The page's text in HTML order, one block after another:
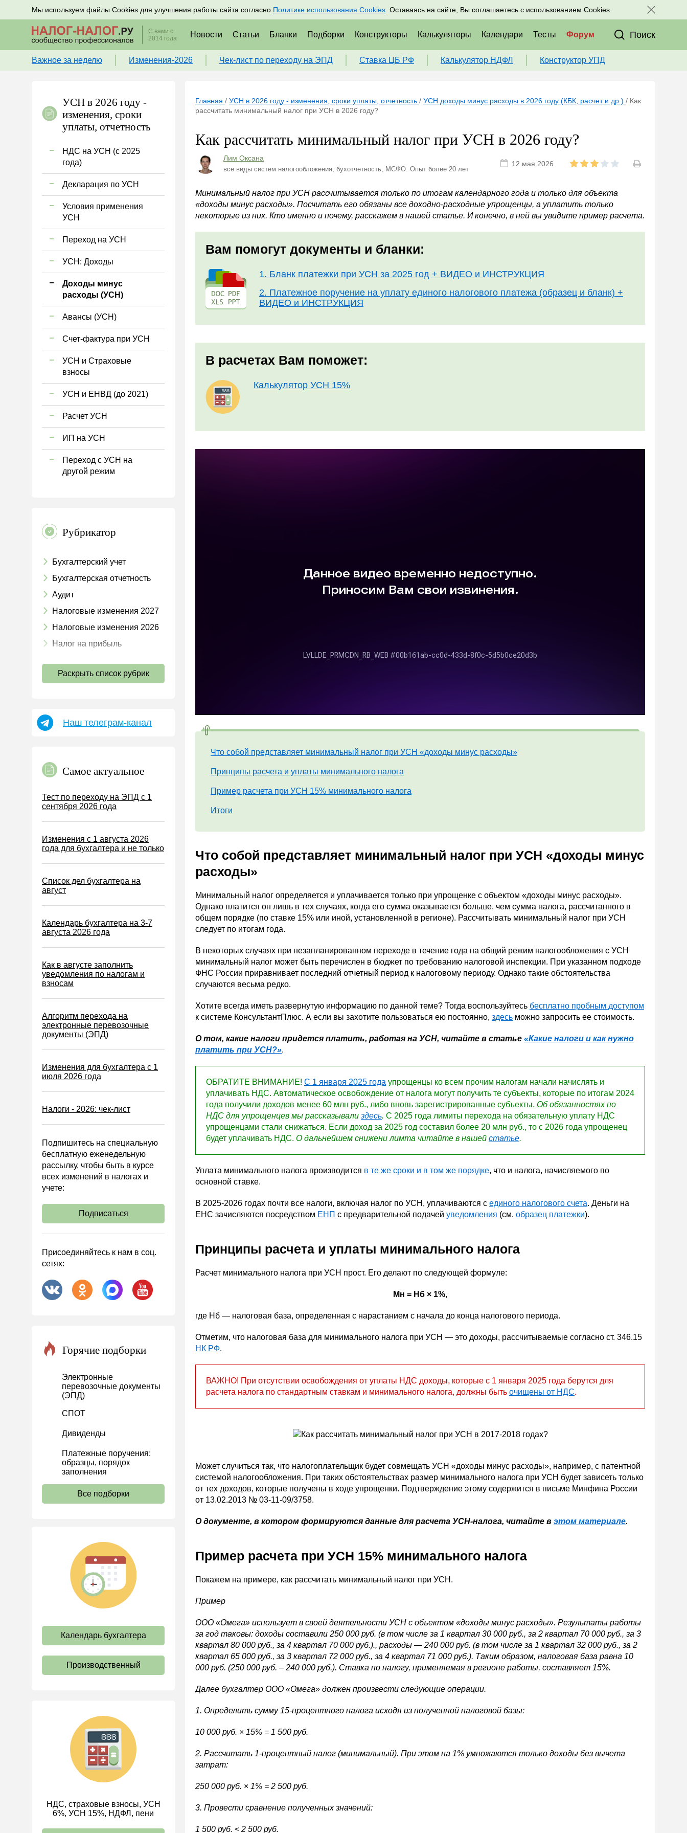
Мы используем файлы Cookies для улучшения работы сайта согласно Политике использования Cookies . Оставаясь на сайте, Вы соглашаетесь с использованием Cookies.
Подписывайтесь на новости по налогам, учету и кадрам Подписаться Присоединяйтесь к нам в соц. сетях:
С вами с
2014 года
Новости Статьи Бланки Подборки Конструкторы Калькуляторы Календари Тесты Форум Поиск
Важное за неделю Изменения-2026 Чек-лист по переходу на ЭПД Ставка ЦБ РФ Калькулятор НДФЛ Конструктор УПД
УСН в 2026 году -
изменения, сроки
уплаты, отчетность
НДС на УСН (с 2025
года)
Декларация по УСН
Условия применения
УСН
Переход на УСН
УСН: Доходы
Доходы минус
расходы (УСН)
Авансы (УСН)
Счет-фактура при УСН
УСН и Страховые
взносы
УСН и ЕНВД (до 2021)
Расчет УСН
ИП на УСН
Переход с УСН на
другой режим
Рубрикатор
Бухгалтерский учет
Бухгалтерская отчетность
Аудит
Налоговые изменения 2027
Налоговые изменения 2026
Налог на прибыль
Страховые взносы 2026
УСН
Земельный налог
Налог на рекламу
Торговый сбор
Туристический налог
Водный налог
Экологический налог
Налог на игорный бизнес
Акцизы
Возврат и зачет налогов
Налоговые проверки
Статистика
Самозанятые
Банк
Онлайн-кассы ККТ ККМ
деятельности (АХД)
Охрана труда и аттестация
Охрана труда
Валютные операции
Налоговая система РФ
Налоговое планирование
Договоры
АО
Проекты
Банк касса
Расчеты
Учет МПЗ
Зарплаты и кадры
Основы трудового
Прием на работу и переводы
Коллективный договор и
локальные акты
Рабочее время и режим
труда
Отпуск и время отдыха
Ответственность и
взыскания
Пенсии
должностные инструкции
Трудовые книжки
Кадровые документы и
образцы
Персональные данные
ИП
Раскрыть список рубрик
Наш телеграм-канал
Самое актуальное
Тест по переходу на ЭПД с 1
сентября 2026 года
Изменения с 1 августа 2026
года для бухгалтера и не только
Список дел бухгалтера на
август
Календарь бухгалтера на 3-7
августа 2026 года
Как в августе заполнить
уведомления по налогам и
взносам
Алгоритм перехода на
электронные перевозочные
документы (ЭПД)
Изменения для бухгалтера с 1
июля 2026 года
Налоги - 2026: чек-лист
Подпишитесь на специальную
бесплатную еженедельную
рассылку, чтобы быть в курсе
всех изменений в налогах и
учете:
Подписаться
Присоединяйтесь к нам в соц.
сетях:
Горячие подборки
Электронные
перевозочные документы
(ЭПД)
СПОТ
Дивиденды
Платежные поручения:
образцы, порядок
заполнения
Все подборки
Календарь бухгалтера
Производственный
НДС, страховые взносы, УСН
6%, УСН 15%, НДФЛ, пени
Главная / УСН в 2026 году - изменения, сроки уплаты, отчетность / УСН доходы минус расходы в 2026 году (КБК, расчет и др.) / Как
рассчитать минимальный налог при УСН в 2026 году?
Как рассчитать минимальный налог при УСН в 2026 году?
Лим Оксана
все виды систем налогообложения, бухотчетность, МСФО. Опыт более 20 лет
12 мая 2026
Минимальный налог при УСН рассчитывается только по итогам календарного года и только для объекта
«доходы минус расходы». Посчитать его обязаны все доходно-расходные упрощенцы, а уплатить только
некоторые из них. Кто именно и почему, расскажем в нашей статье. И конечно, в ней вы увидите пример расчета.
Вам помогут документы и бланки:
1. Бланк платежки при УСН за 2025 год + ВИДЕО и ИНСТРУКЦИЯ
2. Платежное поручение на уплату единого налогового платежа (образец и бланк) +
ВИДЕО и ИНСТРУКЦИЯ
В расчетах Вам поможет:
Калькулятор УСН 15%
Что собой представляет минимальный налог при УСН «доходы минус расходы»
Принципы расчета и уплаты минимального налога
Пример расчета при УСН 15% минимального налога
Итоги
Что собой представляет минимальный налог при УСН «доходы минус
расходы»
Минимальный налог определяется и уплачивается только при упрощенке с объектом «доходы минус расходы».
Однако платится он лишь в тех случаях, когда его сумма оказывается больше, чем сумма налога, рассчитанного в
общем порядке (по ставке 15% или иной, установленной в регионе). Рассчитывать минимальный налог при УСН
следует по итогам года.
В некоторых случаях при незапланированном переходе в течение года на общий режим налогообложения с УСН
минимальный налог может быть перечислен в бюджет по требованию налоговой инспекции. При указанном подходе
ФНС России приравнивает последний отчетный период к налоговому периоду. Однако такие обстоятельства
случаются весьма редко.
Хотите всегда иметь развернутую информацию по данной теме? Тогда воспользуйтесь бесплатно пробным доступом
к системе КонсультантПлюс. А если вы захотите пользоваться ею постоянно, здесь можно запросить ее стоимость.
О том, какие налоги придется платить, работая на УСН, читайте в статье «Какие налоги и как нужно
платить при УСН?».
ОБРАТИТЕ ВНИМАНИЕ! С 1 января 2025 года упрощенцы ко всем прочим налогам начали начислять и
уплачивать НДС. Автоматическое освобождение от налога могут получить те субъекты, которые по итогам 2024
года получили доходов менее 60 млн руб., либо вновь зарегистрированные субъекты. Об обязанностях по
НДС для упрощенцев мы рассказывали здесь. С 2025 года лимиты перехода на обязательную уплату НДС
упрощенцами стали снижаться. Если доход за 2025 год составил более 20 млн руб., то с 2026 года упрощенец
будет уплачивать НДС. О дальнейшем снижени лимта читайте в нашей статье.
Уплата минимального налога производится в те же сроки и в том же порядке, что и налога, начисляемого по
основной ставке.
В 2025-2026 годах почти все налоги, включая налог по УСН, уплачиваются с единого налогового счета. Деньги на
ЕНС зачисляются посредством ЕНП с предварительной подачей уведомления (см. образец платежки).
Принципы расчета и уплаты минимального налога
Расчет минимального налога при УСН прост. Его делают по следующей формуле:
Мн = Нб × 1%,
где Нб — налоговая база, определенная с нарастанием с начала до конца налогового периода.
Отметим, что налоговая база для минимального налога при УСН — это доходы, рассчитываемые согласно ст. 346.15
НК РФ.
ВАЖНО! При отсутствии освобождения от уплаты НДС доходы, которые с 1 января 2025 года берутся для
расчета налога по стандартным ставкам и минимального налога, должны быть очищены от НДС.
Может случиться так, что налогоплательщик будет совмещать УСН «доходы минус расходы», например, с патентной
системой налогообложения. При таких обстоятельствах размер минимального налога при УСН будет зависеть только
от тех доходов, которые получены в ходе упрощенки. Подтверждение этому содержится в письме Минфина России
от 13.02.2013 № 03-11-09/3758.
О документе, в котором формируются данные для расчета УСН-налога, читайте в этом материале.
Пример расчета при УСН 15% минимального налога
Покажем на примере, как рассчитать минимальный налог при УСН.
Пример
ООО «Омега» использует в своей деятельности УСН с объектом «доходы минус расходы». Результаты работы
за год таковы: доходы составили 250 000 руб. (в том числе за 1 квартал 30 000 руб., за 2 квартал 70 000 руб., за 3
квартал 80 000 руб., за 4 квартал 70 000 руб.)., расходы — 240 000 руб. (в том числе за 1 квартал 32 000 руб., за 2
квартал 65 000 руб., за 3 квартал 72 000 руб., за 4 квартал 71 000 руб.). Таким образом, налоговая база равна 10
000 руб. (250 000 руб. – 240 000 руб.). Ставка по налогу, применяемая в регионе работы, составляет 15%.
Далее бухгалтер ООО «Омега» должен произвести следующие операции.
1. Определить сумму 15-процентного налога исходя из полученной налоговой базы:
10 000 руб. × 15% = 1 500 руб.
2. Рассчитать 1-процентный налог (минимальный). При этом на 1% умножаются только доходы без вычета
затрат:
250 000 руб. × 1% = 2 500 руб.
3. Провести сравнение полученных значений:
1 500 руб. < 2 500 руб.